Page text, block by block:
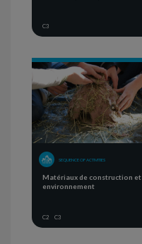
C3
SEQUENCE OF ACTIVITIES
Matériaux de construction et
environnement
C2 C3